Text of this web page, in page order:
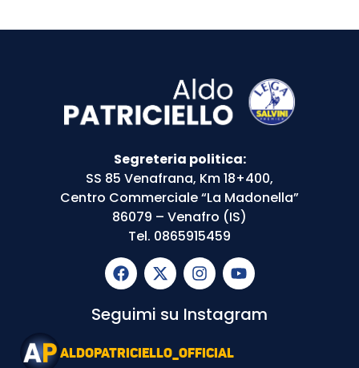
Segreteria politica:
SS 85 Venafrana, Km 18+400,
Centro Commerciale “La Madonella”
86079 – Venafro (IS)
Tel. 0865915459
Seguimi su Instagram
ALDOPATRICIELLO_OFFICIAL